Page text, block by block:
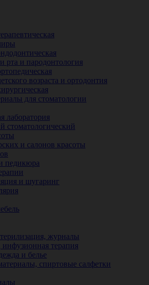
рта и пародонтология
возраста и ортодонтия
для стоматологии
лаборатория
стоматологический
и салонов красоты
педикюра
и шугаринг
журналы
терапия
и белье
спиртовые салфетки